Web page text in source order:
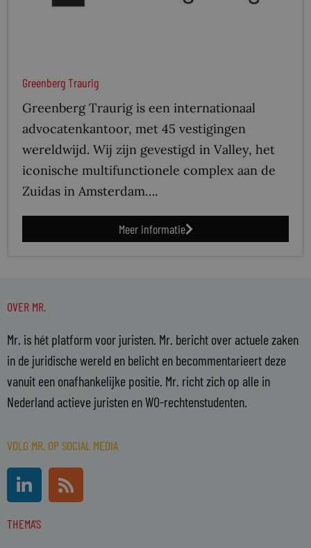
Greenberg Traurig
Greenberg Traurig is een internationaal
advocatenkantoor, met 45 vestigingen
wereldwijd. Wij zijn gevestigd in Valley, het
iconische multifunctionele complex aan de
Zuidas in Amsterdam….
Meer informatie
OVER MR.
Mr. is hét platform voor juristen. Mr. bericht over actuele zaken
in de juridische wereld en belicht en becommentarieert deze
vanuit een onafhankelijke positie. Mr. richt zich op alle in
Nederland actieve juristen en WO-rechtenstudenten.
VOLG MR. OP SOCIAL MEDIA
L
i
n
k
R
s
s
THEMA'S